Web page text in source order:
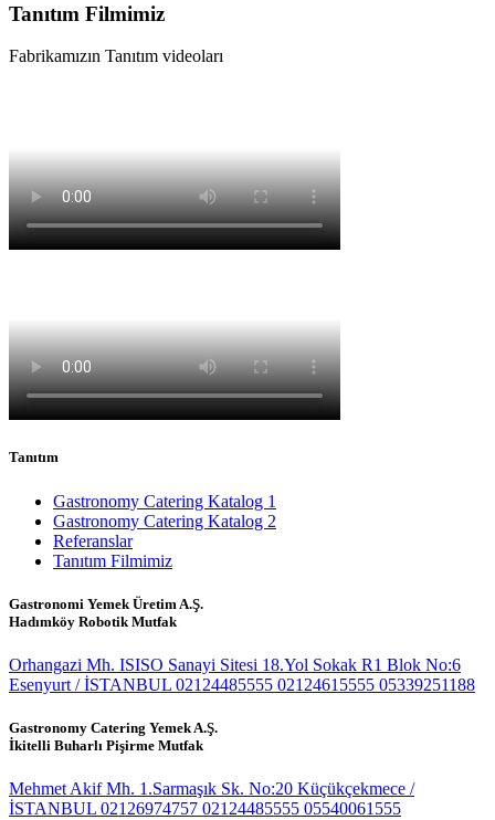
Tanıtım Filmimiz
Fabrikamızın Tanıtım videoları
Tanıtım
Gastronomy Catering Katalog 1
Gastronomy Catering Katalog 2
Referanslar
Tanıtım Filmimiz
Gastronomi Yemek Üretim A.Ş.
Hadımköy Robotik Mutfak
Orhangazi Mh. ISISO Sanayi Sitesi 18.Yol Sokak R1 Blok No:6
Esenyurt / İSTANBUL 02124485555 02124615555 05339251188
Gastronomy Catering Yemek A.Ş.
İkitelli Buharlı Pişirme Mutfak
Mehmet Akif Mh. 1.Sarmaşık Sk. No:20 Küçükçekmece /
İSTANBUL 02126974757 02124485555 05540061555